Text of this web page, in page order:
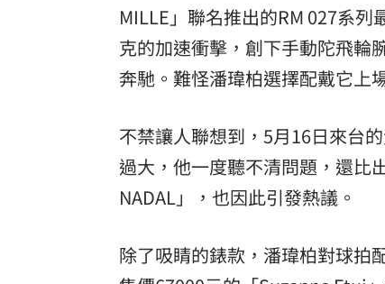
MILLE」聯名推出的RM 027系
克的加速衝擊，創下手動陀飛輪
奔馳。難怪潘瑋柏選擇配戴它上
不禁讓人聯想到，5月16日來台
過大，他一度聽不清問題，還比
NADAL」，也因此引發熱議。
除了吸睛的錶款，潘瑋柏對球拍